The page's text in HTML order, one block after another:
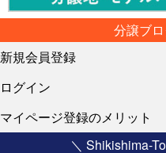
分譲ブ
新規会員登録
ログイン
マイページ登録のメリット
＼ Shikishima-